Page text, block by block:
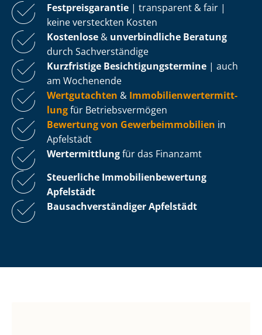
Fest­preis­ga­ran­tie | transparent & fair |
keine versteckten Kosten
Kostenlose & unverbindliche Beratung
durch Sachverständige
Kurzfristige Be­sich­ti­gungs­ter­mi­ne | auch
am Wochenende
Wertgutachten & Im­mo­bi­li­en­wert­ermitt­
lungfür Be­triebs­ver­mö­gen
Bewertung von Ge­wer­be­im­mo­bi­li­en in
Apfelstädt
Wertermittlungfür das Finanzamt
Steuerliche Im­mo­bi­li­en­be­wer­tung
Apfelstädt
Bau­sach­ver­stän­di­ger Apfelstädt